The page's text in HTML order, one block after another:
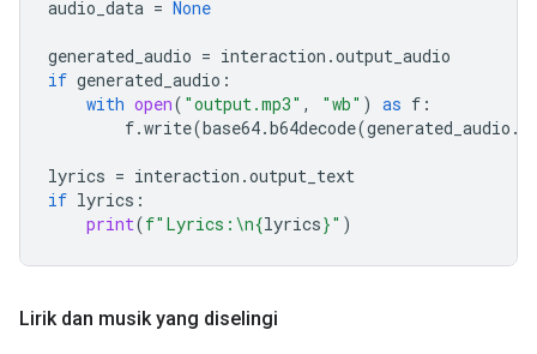
audio_data = None
generated_audio = interaction .output_audio
if generated_audio :
with open( "output.mp3" , "wb" ) as f :
f.write(base64.b64decode(generated_audio .
lyrics = interaction .output_text
if lyrics :
print(f"Lyrics: \n{lyrics}" )
Lirik dan musik yang diselingi